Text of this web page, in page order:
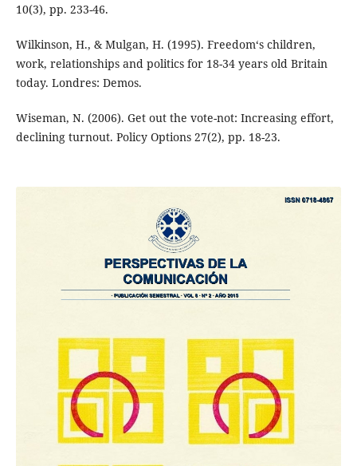
10(3), pp. 233-46.
Wilkinson, H., & Mulgan, H. (1995). Freedom‘s children,
work, relationships and politics for 18-34 years old Britain
today. Londres: Demos.
Wiseman, N. (2006). Get out the vote-not: Increasing effort,
declining turnout. Policy Options 27(2), pp. 18-23.